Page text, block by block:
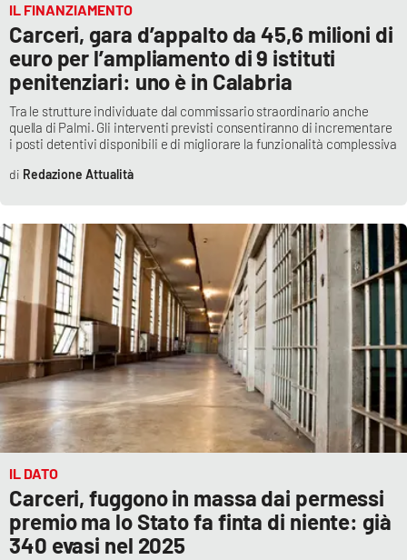
IL FINANZIAMENTO
Carceri, gara d’appalto da 45,6 milioni di
euro per l’ampliamento di 9 istituti
penitenziari: uno è in Calabria
Tra le strutture individuate dal commissario straordinario anche
quella di Palmi. Gli interventi previsti consentiranno di incrementare
i posti detentivi disponibili e di migliorare la funzionalità complessiva
Redazione Attualità
IL DATO
Carceri, fuggono in massa dai permessi
premio ma lo Stato fa finta di niente: già
340 evasi nel 2025